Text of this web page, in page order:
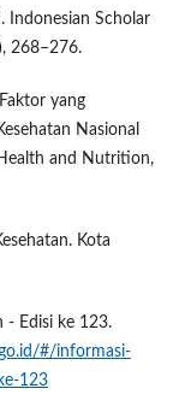
Indonesian Scholar
268–276.
yang
Nasional
and Nutrition,
Kota
- Edisi ke 123.
#/informasi-
123